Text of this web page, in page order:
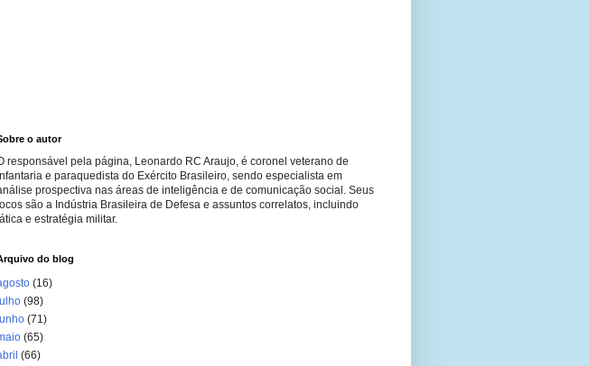
o autor
responsável pela página, Leonardo RC Araujo, é coronel veterano de
e paraquedista do Exército Brasileiro, sendo especialista em
prospectiva nas áreas de inteligência e de comunicação social. Seus
são a Indústria Brasileira de Defesa e assuntos correlatos, incluindo
e estratégia militar.
do blog
(16)
(98)
(71)
(65)
(66)